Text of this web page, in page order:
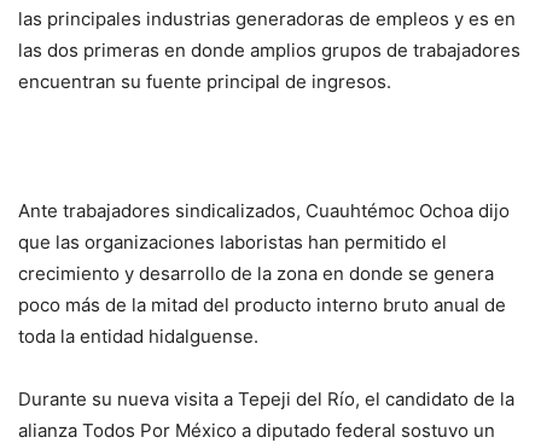
las principales industrias generadoras de empleos y es en
las dos primeras en donde amplios grupos de trabajadores
encuentran su fuente principal de ingresos.
Ante trabajadores sindicalizados, Cuauhtémoc Ochoa dijo
que las organizaciones laboristas han permitido el
crecimiento y desarrollo de la zona en donde se genera
poco más de la mitad del producto interno bruto anual de
toda la entidad hidalguense.
Durante su nueva visita a Tepeji del Río, el candidato de la
alianza Todos Por México a diputado federal sostuvo un